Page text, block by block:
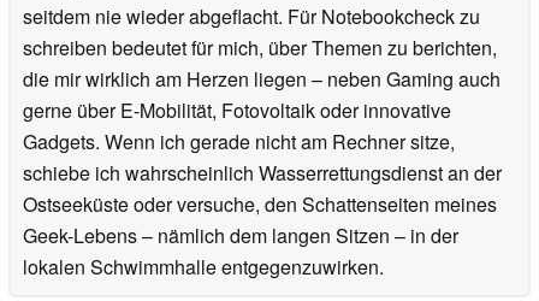
seitdem nie wieder abgeflacht. Für Notebookcheck zu
schreiben bedeutet für mich, über Themen zu berichten,
die mir wirklich am Herzen liegen – neben Gaming auch
gerne über E-Mobilität, Fotovoltaik oder innovative
Gadgets. Wenn ich gerade nicht am Rechner sitze,
schiebe ich wahrscheinlich Wasserrettungsdienst an der
Ostseeküste oder versuche, den Schattenseiten meines
Geek-Lebens – nämlich dem langen Sitzen – in der
lokalen Schwimmhalle entgegenzuwirken.